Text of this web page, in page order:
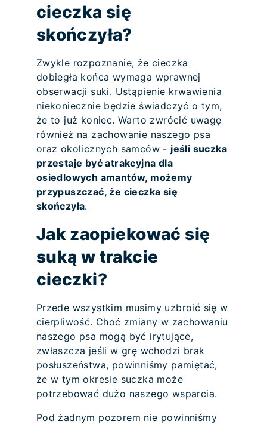
cieczka się
skończyła?
Zwykle rozpoznanie, że cieczka
dobiegła końca wymaga wprawnej
obserwacji suki. Ustąpienie krwawienia
niekoniecznie będzie świadczyć o tym,
że to już koniec. Warto zwrócić uwagę
również na zachowanie naszego psa
oraz okolicznych samców - jeśli suczka
przestaje być atrakcyjna dla
osiedlowych amantów, możemy
przypuszczać, że cieczka się
skończyła.
Jak zaopiekować się
suką w trakcie
cieczki?
Przede wszystkim musimy uzbroić się w
cierpliwość. Choć zmiany w zachowaniu
naszego psa mogą być irytujące,
zwłaszcza jeśli w grę wchodzi brak
posłuszeństwa, powinniśmy pamiętać,
że w tym okresie suczka może
potrzebować dużo naszego wsparcia.
Pod żadnym pozorem nie powinniśmy